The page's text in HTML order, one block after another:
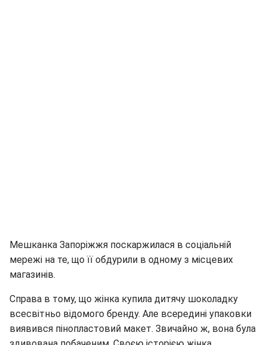
Мешканка Запоріжжя поскаржилася в соціальній
мережі на те, що її обдурили в одному з місцевих
магазинів.
Справа в тому, що жінка купила дитячу шоколадку
всесвітньо відомого бренду. Але всередині упаковки
виявився пінопластовий макет. Звичайно ж, вона була